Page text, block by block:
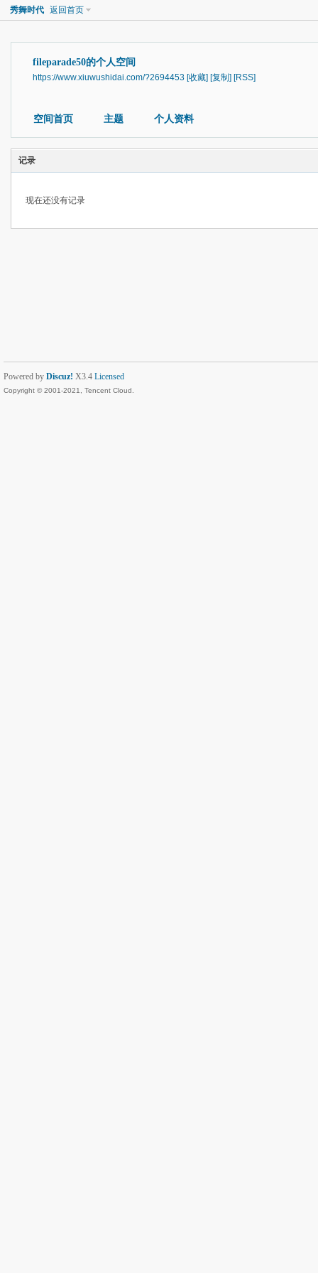
秀舞时代 返回首页
fileparade50的个人空间
https://www.xiuwushidai.com/?2694453 [收藏] [复制] [RSS]
空间首页 主题 个人资料
记录
现在还没有记录
Powered by Discuz! X3.4 Licensed
Copyright © 2001-2021, Tencent Cloud.